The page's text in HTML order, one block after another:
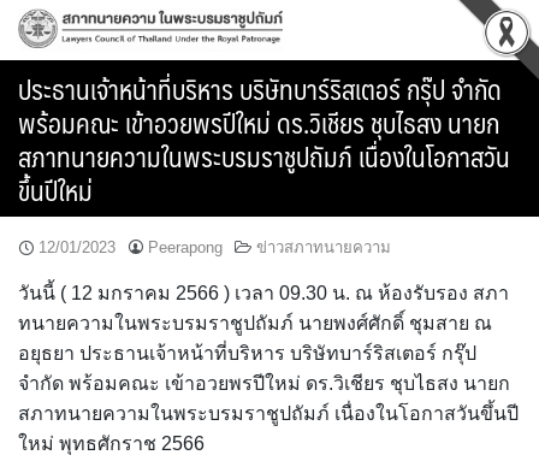
Skip
ประธานเจ้าหน้าที่บริหาร บริษัทบาร์ริสเตอร์ กรุ๊ป จำกัด
พร้อมคณะ เข้าอวยพรปีใหม่ ดร.วิเชียร ชุบไธสง นายก
สภาทนายความในพระบรมราชูปถัมภ์ เนื่องในโอกาสวัน
ขึ้นปีใหม่
12/01/2023 Peerapong ข่าวสภาทนายความ
วันนี้ ( 12 มกราคม 2566 ) เวลา 09.30 น. ณ ห้องรับรอง สภา
ทนายความในพระบรมราชูปถัมภ์ นายพงศ์ศักดิ์ ชุมสาย ณ
อยุธยา ประธานเจ้าหน้าที่บริหาร บริษัทบาร์ริสเตอร์ กรุ๊ป
จำกัด พร้อมคณะ เข้าอวยพรปีใหม่ ดร.วิเชียร ชุบไธสง นายก
สภาทนายความในพระบรมราชูปถัมภ์ เนื่องในโอกาสวันขึ้นปี
ใหม่ พุทธศักราช 2566